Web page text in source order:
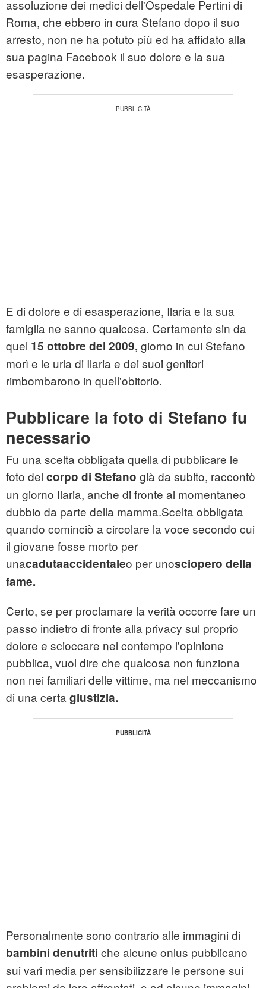
assoluzione dei medici dell'Ospedale Pertini di
Roma, che ebbero in cura Stefano dopo il suo
arresto, non ne ha potuto più ed ha affidato alla
sua pagina Facebook il suo dolore e la sua
esasperazione.
E di dolore e di esasperazione, Ilaria e la sua
famiglia ne sanno qualcosa. Certamente sin da
quel 15 ottobre del 2009, giorno in cui Stefano
morì e le urla di Ilaria e dei suoi genitori
rimbombarono in quell'obitorio.
Pubblicare la foto di Stefano fu
necessario
Fu una scelta obbligata quella di pubblicare le
foto del corpo di Stefano già da subito, raccontò
un giorno Ilaria, anche di fronte al momentaneo
dubbio da parte della mamma.Scelta obbligata
quando cominciò a circolare la voce secondo cui
il giovane fosse morto per
unacadutaaccidentaleo per unosciopero della
fame.
Certo, se per proclamare la verità occorre fare un
passo indietro di fronte alla privacy sul proprio
dolore e scioccare nel contempo l'opinione
pubblica, vuol dire che qualcosa non funziona
non nei familiari delle vittime, ma nel meccanismo
di una certa giustizia.
Personalmente sono contrario alle immagini di
bambini denutriti che alcune onlus pubblicano
sui vari media per sensibilizzare le persone sui